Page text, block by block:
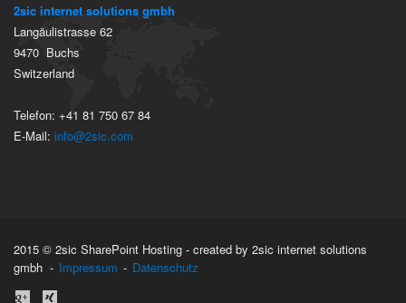
2sic internet solutions gmbh
Langäulistrasse 62
9470 Buchs
Switzerland
Telefon: +41 81 750 67 84
E-Mail: info@2sic.com
2015 © 2sic SharePoint Hosting - created by 2sic internet solutions
gmbh - Impressum - Datenschutz